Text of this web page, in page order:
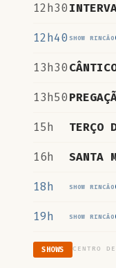
12h30
12h40 SHOW RINCÃO
13h30
13h50
15h TERÇO
16h SANTA
18h SHOW RINCÃO
19h SHOW RINCÃO
SHOWS CENTRO